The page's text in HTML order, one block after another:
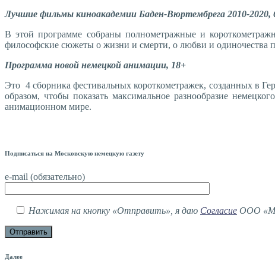
Лучшие фильмы киноакадемии Баден-Вюртембрега 2010-2020,
В этой программе собраны полнометражные и
философские сюжеты о жизни и смерти, о любви и одиночества
Программа новой немецкой анимации, 18+
Это 4 сборника фестивальных короткометражек, созданных в
образом, чтобы показать максимальное разнообразие
анимационном мире.
Подписаться на Московскую немецкую газету
e-mail (обязательно)
Нажимая на кнопку «Отправить», я даю Согласие ООО
Далее